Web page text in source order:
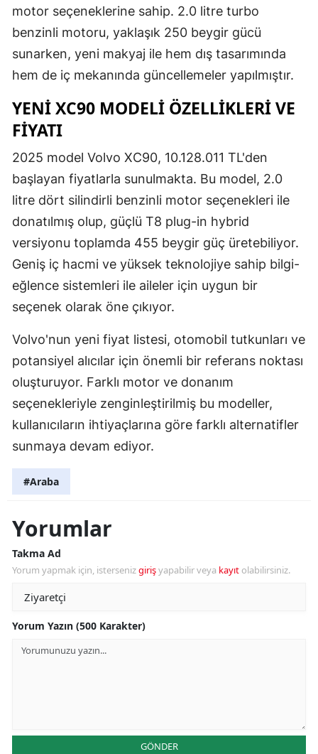
motor seçeneklerine sahip. 2.0 litre turbo
benzinli motoru, yaklaşık 250 beygir gücü
sunarken, yeni makyaj ile hem dış tasarımında
hem de iç mekanında güncellemeler yapılmıştır.
YENI XC90 MODELI ÖZELLIKLERI VE
FIYATI
2025 model Volvo XC90, 10.128.011 TL'den
başlayan fiyatlarla sunulmakta. Bu model, 2.0
litre dört silindirli benzinli motor seçenekleri ile
donatılmış olup, güçlü T8 plug-in hybrid
versiyonu toplamda 455 beygir güç üretebiliyor.
Geniş iç hacmi ve yüksek teknolojiye sahip bilgi-
eğlence sistemleri ile aileler için uygun bir
seçenek olarak öne çıkıyor.
Volvo'nun yeni fiyat listesi, otomobil tutkunları ve
potansiyel alıcılar için önemli bir referans noktası
oluşturuyor. Farklı motor ve donanım
seçenekleriyle zenginleştirilmiş bu modeller,
kullanıcıların ihtiyaçlarına göre farklı alternatifler
sunmaya devam ediyor.
#Araba
Yorumlar
Takma Ad
Yorum yapmak için, istersenizgirişyapabilir veya kayıt olabilirsiniz.
Yorum Yazın (500 Karakter)
GÖNDER